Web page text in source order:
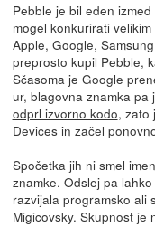
Pebble je bil eden
mogel konkurirati
Apple, Google,
preprosto kupil Pebble,
Sčasoma je Google
ur, blagovna znamka pa
odprl izvorno kodo, zato
Devices in začel
Spočetka jih ni smel
znamke. Odslej pa
razvijala programsko ali
Migicovsky. Skupnost je